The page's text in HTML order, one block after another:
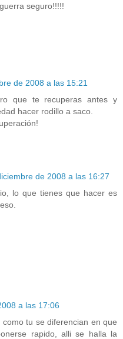
seguro!!!!!
de 2008 a las 15:21
que te recuperas antes y
hacer rodillo a saco.
de 2008 a las 16:27
lo que tienes que hacer es
a las 17:06
tu se diferencian en que
rapido, alli se halla la